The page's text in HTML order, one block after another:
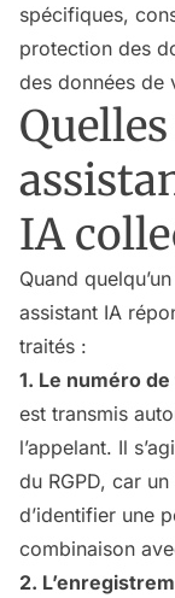
spécifiques,
protection des
des données de
IA
Quand
assistant IA
traités :
1. Le numéro
est transmis
l’appelant. Il
du RGPD, car
d’identifier une
combinaison
2.